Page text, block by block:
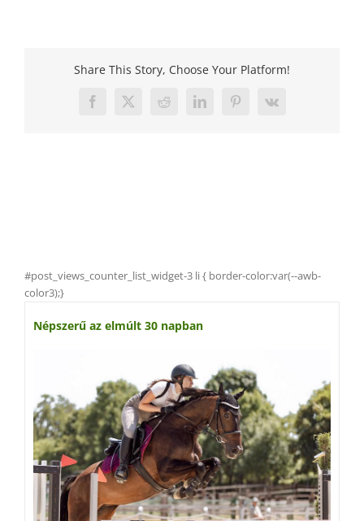
Share This Story, Choose Your Platform!
Facebook
X RedditLinkedInPinterest
Vk
#post_views_counter_list_widget-3 li { border-color:var(--awb-
color3);}
Népszerű az elmúlt 30 napban